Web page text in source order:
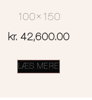
100×150
kr. 42,600.00
LÆS MERE